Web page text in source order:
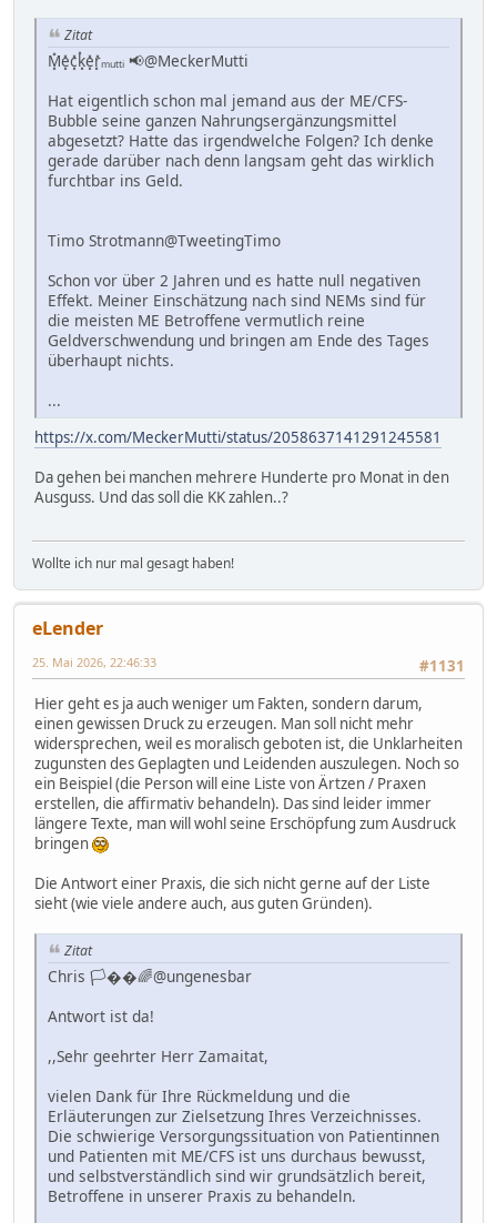
Zitat
M͓̽e͓̽c͓̽k͓̽e͓̽r͓̽ₘᵤₜₜᵢ 📢@MeckerMutti
Hat eigentlich schon mal jemand aus der ME/CFS-
Bubble seine ganzen Nahrungsergänzungsmittel
abgesetzt? Hatte das irgendwelche Folgen? Ich denke
gerade darüber nach denn langsam geht das wirklich
furchtbar ins Geld.
Timo Strotmann@TweetingTimo
Schon vor über 2 Jahren und es hatte null negativen
Effekt. Meiner Einschätzung nach sind NEMs sind für
die meisten ME Betroffene vermutlich reine
Geldverschwendung und bringen am Ende des Tages
überhaupt nichts.
...
https://x.com/MeckerMutti/status/2058637141291245581
Da gehen bei manchen mehrere Hunderte pro Monat in den
Ausguss. Und das soll die KK zahlen..?
Wollte ich nur mal gesagt haben!
eLender
#1131
25. Mai 2026, 22:46:33
Hier geht es ja auch weniger um Fakten, sondern darum,
einen gewissen Druck zu erzeugen. Man soll nicht mehr
widersprechen, weil es moralisch geboten ist, die Unklarheiten
zugunsten des Geplagten und Leidenden auszulegen. Noch so
ein Beispiel (die Person will eine Liste von Ärtzen / Praxen
erstellen, die affirmativ behandeln). Das sind leider immer
längere Texte, man will wohl seine Erschöpfung zum Ausdruck
bringen
Die Antwort einer Praxis, die sich nicht gerne auf der Liste
sieht (wie viele andere auch, aus guten Gründen).
Zitat
Chris 🏳��🌈@ungenesbar
Antwort ist da!
,,Sehr geehrter Herr Zamaitat,
vielen Dank für Ihre Rückmeldung und die
Erläuterungen zur Zielsetzung Ihres Verzeichnisses.
Die schwierige Versorgungssituation von Patientinnen
und Patienten mit ME/CFS ist uns durchaus bewusst,
und selbstverständlich sind wir grundsätzlich bereit,
Betroffene in unserer Praxis zu behandeln.